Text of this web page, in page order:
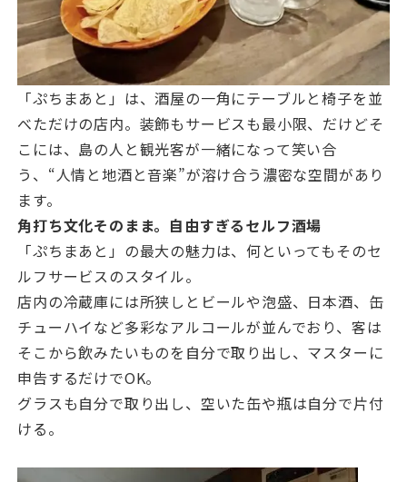
「ぷちまあと」は、酒屋の一角にテーブルと椅子を並
べただけの店内。装飾もサービスも最小限、だけどそ
こには、島の人と観光客が一緒になって笑い合
う、“人情と地酒と音楽”が溶け合う濃密な空間があり
ます。
角打ち文化そのまま。自由すぎるセルフ酒場
「ぷちまあと」の最大の魅力は、何といってもそのセ
ルフサービスのスタイル。
店内の冷蔵庫には所狭しとビールや泡盛、日本酒、缶
チューハイなど多彩なアルコールが並んでおり、客は
そこから飲みたいものを自分で取り出し、マスターに
申告するだけでOK。
グラスも自分で取り出し、空いた缶や瓶は自分で片付
ける。